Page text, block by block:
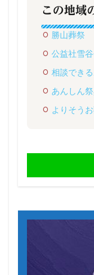
この地域
勝山葬祭
公益社雪
相談でき
あんしん
よりそう